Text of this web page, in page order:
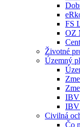
FS
OZ
Životné
Územný
IBV
IBV
Civilná
Čo